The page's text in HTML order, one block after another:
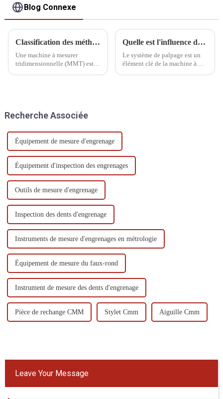
Blog Connexe
Classification des méthodes de mesure de la MMT
Une machine à mesurer
tridimensionnelle (MMT) est
classées selon les catégories
Quelle est l'influence de l'inspection de la sonde CMM sur le résultat d'étalonnage ?
Le système de palpage est un
élément clé de la machine à
Recherche Associée
Équipement de mesure d'engrenage
Équipement d'inspection des engrenages
Outils de mesure d'engrenage
Inspection des dents d'engrenage
Instruments de mesure d'engrenages en métrologie
Équipement de mesure du faux-rond
Instrument de mesure des dents d'engrenage
Pièce de rechange CMM Stylet Cmm Aiguille Cmm
Leave Your Message